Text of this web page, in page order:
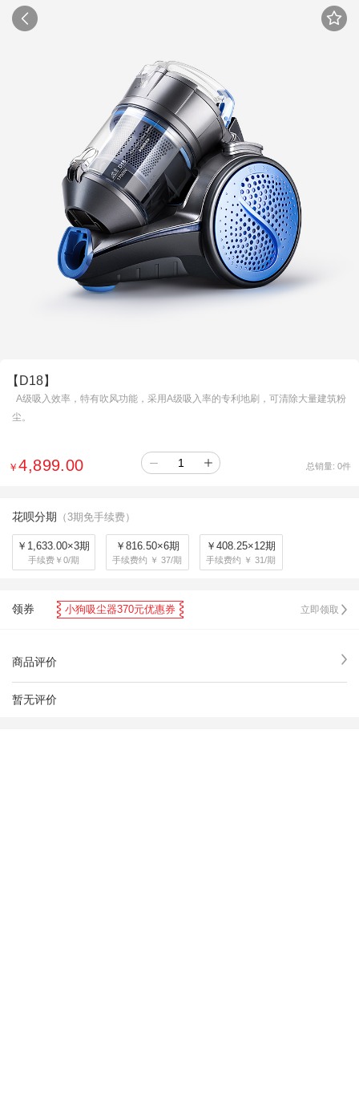
【D18】
A级吸入效率，特有吹风功能，采用A级吸入率的专利地刷，可清除大量建筑粉
尘。
￥4,899.00 总销量: 0件
花呗分期 （3期免手续费）
￥1,633.00×3期
手续费￥0/期
￥816.50×6期
手续费约 ￥ 37/期
￥408.25×12期
手续费约 ￥ 31/期
领券 小狗吸尘器370元优惠券 立即领取
商品评价
暂无评价